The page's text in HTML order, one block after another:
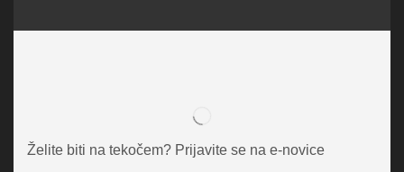
Želite biti na tekočem? Prijavite se na e-novice